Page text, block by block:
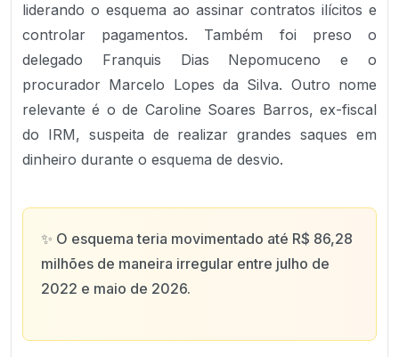
liderando o esquema ao assinar contratos ilícitos e
controlar pagamentos. Também foi preso o
delegado Franquis Dias Nepomuceno e o
procurador Marcelo Lopes da Silva. Outro nome
relevante é o de Caroline Soares Barros, ex-fiscal
do IRM, suspeita de realizar grandes saques em
dinheiro durante o esquema de desvio.
✨ O esquema teria movimentado até R$ 86,28
milhões de maneira irregular entre julho de
2022 e maio de 2026.